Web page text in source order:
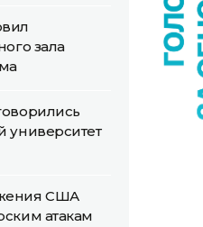
зала
университет
США
атакам